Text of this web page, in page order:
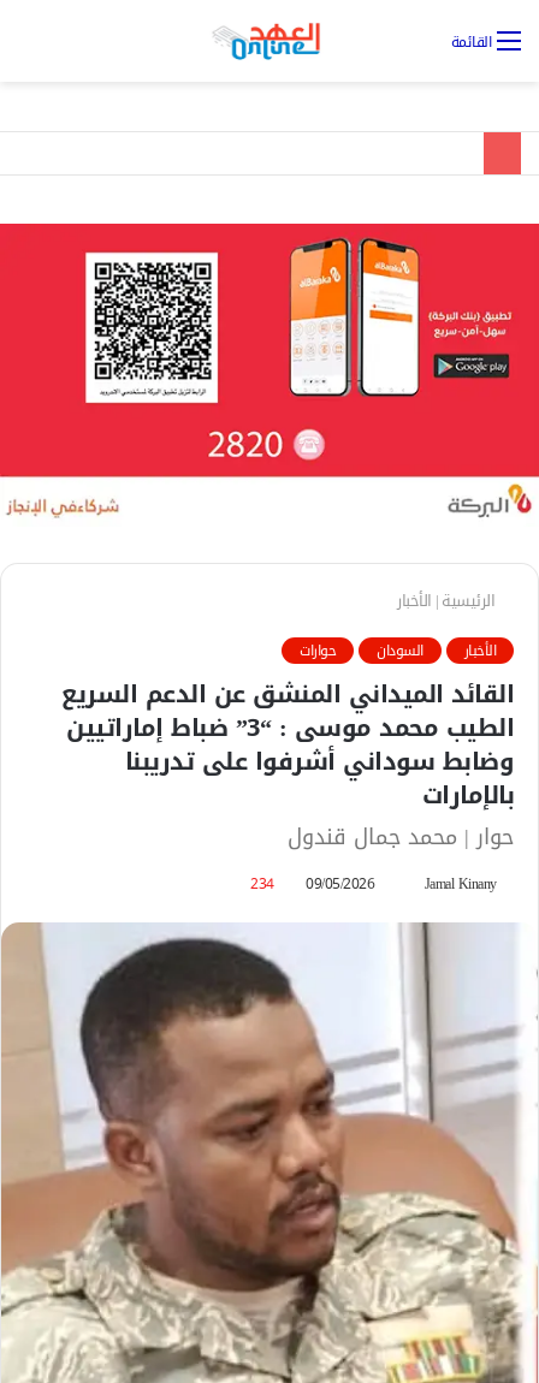
القائمة
الرئيسية| الأخبار
الأخبار السودان حوارات
القائد الميداني المنشق عن الدعم السريع
الطيب محمد موسى : “3” ضباط إماراتيين
وضابط سوداني أشرفوا على تدريبنا
بالإمارات
حوار | محمد جمال قندول
Jamal Kinany
د
ا
ك
ت
ر
و
ن
ي
ا
09/05/2026
234